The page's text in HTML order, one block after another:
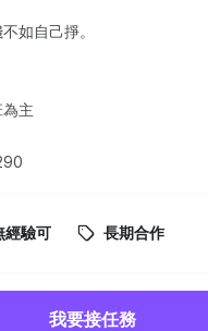
如自己掙。
主
經驗可 長期合作
我要接任務